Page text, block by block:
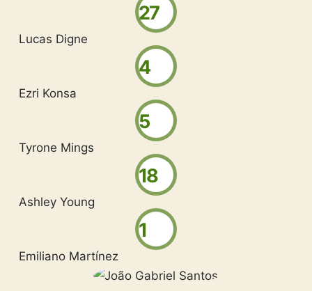
27
Lucas Digne
4
Ezri Konsa
5
Tyrone Mings
18
Ashley Young
1
Emiliano Martínez